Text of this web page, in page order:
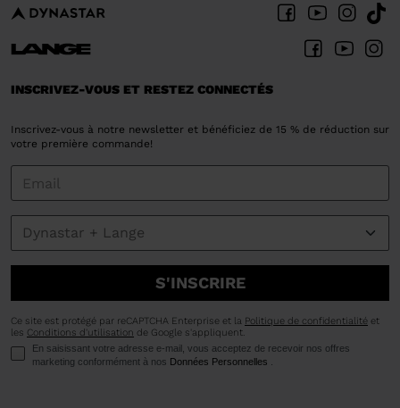
INSCRIVEZ-VOUS ET RESTEZ CONNECTÉS
Inscrivez-vous à notre newsletter et bénéficiez de 15 % de réduction sur
votre première commande!
S'INSCRIRE
Ce site est protégé par reCAPTCHA Enterprise et la Politique de confidentialité et
les Conditions d'utilisation de Google s'appliquent.
En saisissant votre adresse e-mail, vous acceptez de recevoir nos offres
marketing conformément à nos Données Personnelles .